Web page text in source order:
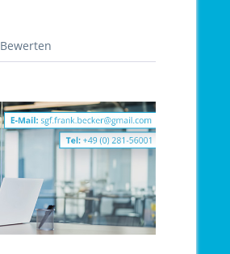
Bewerten